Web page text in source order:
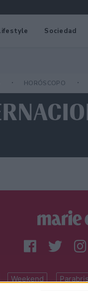
Sociedad
HORÓSCOPO
Weekend